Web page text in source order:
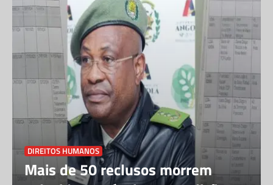
DIREITOS HUMANOS
Mais de 50 reclusos morrem